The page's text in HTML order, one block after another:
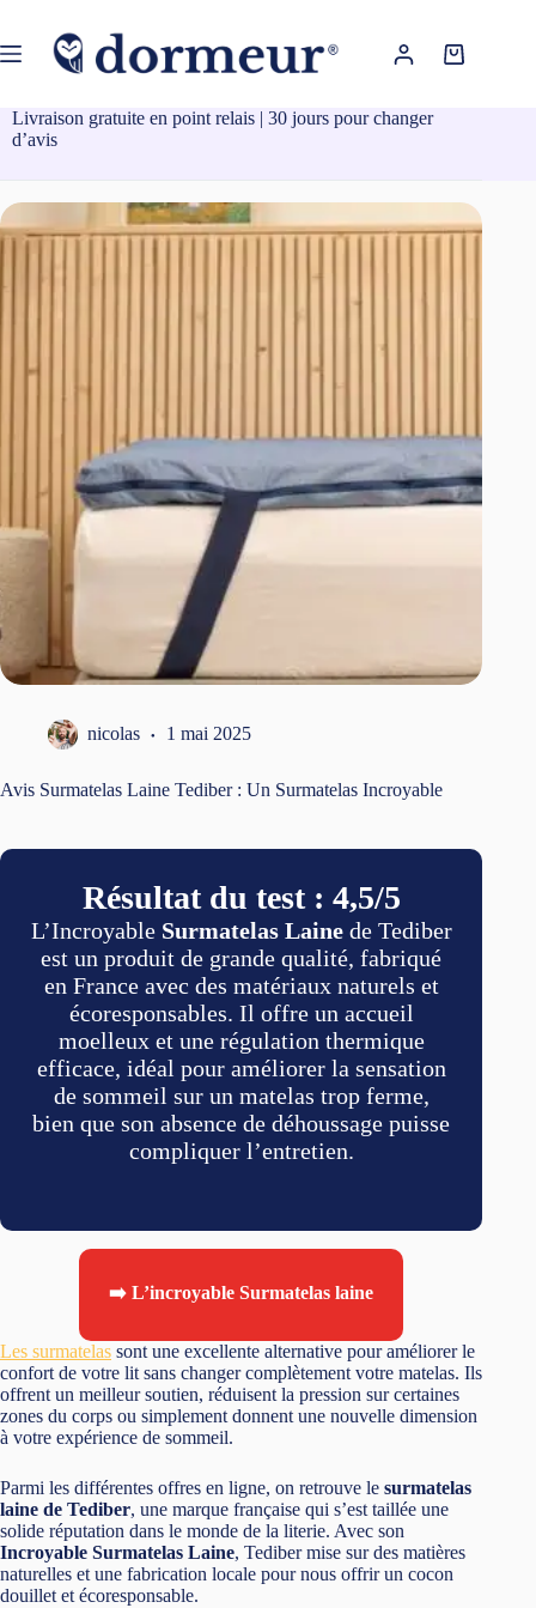
contenu
Panier
Livraison gratuite en point relais | 30 jours pour changer
d’avis
nicolas 1 mai 2025
Avis Surmatelas Laine Tediber : Un Surmatelas Incroyable
Résultat du test : 4,5/5
L’Incroyable Surmatelas Lainede Tediber
est un produit de grande qualité, fabriqué
en France avec des matériaux naturels et
écoresponsables. Il offre un accueil
moelleux et une régulation thermique
efficace, idéal pour améliorer la sensation
de sommeil sur un matelas trop ferme,
bien que son absence de déhoussage puisse
compliquer l’entretien.
➡️ L’incroyable Surmatelas laine
Les surmatelas sont une excellente alternative pour améliorer le
confort de votre lit sans changer complètement votre matelas. Ils
offrent un meilleur soutien, réduisent la pression sur certaines
zones du corps ou simplement donnent une nouvelle dimension
à votre expérience de sommeil.
Parmi les différentes offres en ligne, on retrouve le surmatelas
laine de Tediber, une marque française qui s’est taillée une
solide réputation dans le monde de la literie. Avec son
Incroyable Surmatelas Laine, Tediber mise sur des matières
naturelles et une fabrication locale pour nous offrir un cocon
douillet et écoresponsable.